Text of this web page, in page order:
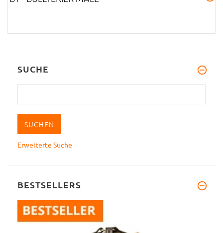
SUCHE
Erweiterte Suche
BESTSELLERS